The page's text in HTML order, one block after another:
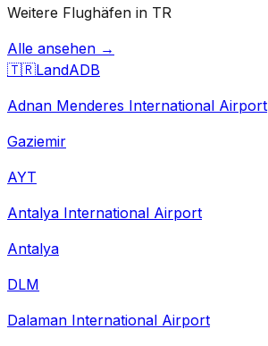
Weitere Flughäfen in TR
Alle ansehen →
🇹🇷LandADB
Adnan Menderes International Airport
Gaziemir
AYT
Antalya International Airport
Antalya
DLM
Dalaman International Airport